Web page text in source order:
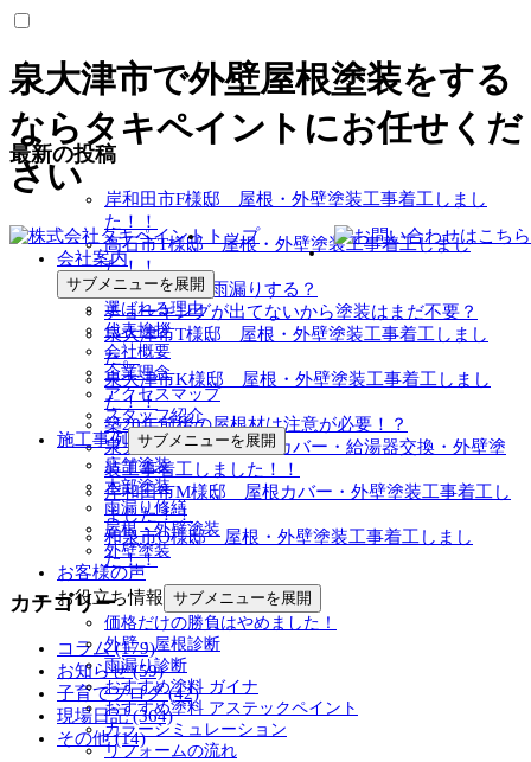
泉大津市で外壁屋根塗装をする
ならタキペイントにお任せくだ
さい
トップ
会社案内
サブメニューを展開
選ばれる理由
代表挨拶
会社概要
企業理念
アクセスマップ
スタッフ紹介
施工事例 サブメニューを展開
店舗塗装
木部塗装
雨漏り修繕
屋根・外壁塗装
外壁塗装
お客様の声
お役立ち情報 サブメニューを展開
価格だけの勝負はやめました！
外壁・屋根診断
雨漏り診断
おすすめ塗料 ガイナ
おすすめ塗料 アステックペイント
カラーシミュレーション
リフォームの流れ
最新の投稿
岸和田市F様邸 屋根・外壁塗装工事着工しまし
た！！
高石市T様邸 屋根・外壁塗装工事着工しまし
た！！
塗装しないと雨漏りする？
チョーキングが出てないから塗装はまだ不要？
泉大津市T様邸 屋根・外壁塗装工事着工しまし
た。
泉大津市K様邸 屋根・外壁塗装工事着工しまし
た！！
築20年前後の屋根材は注意が必要！？
泉大津市T様邸 屋根カバー・給湯器交換・外壁塗
装工事着工しました！！
岸和田市M様邸 屋根カバー・外壁塗装工事着工し
ました！！
和泉市O様邸 屋根・外壁塗装工事着工しまし
た！！
カテゴリー
コラム (179)
お知らせ (59)
子育てブログ (42)
現場日記 (364)
その他 (14)